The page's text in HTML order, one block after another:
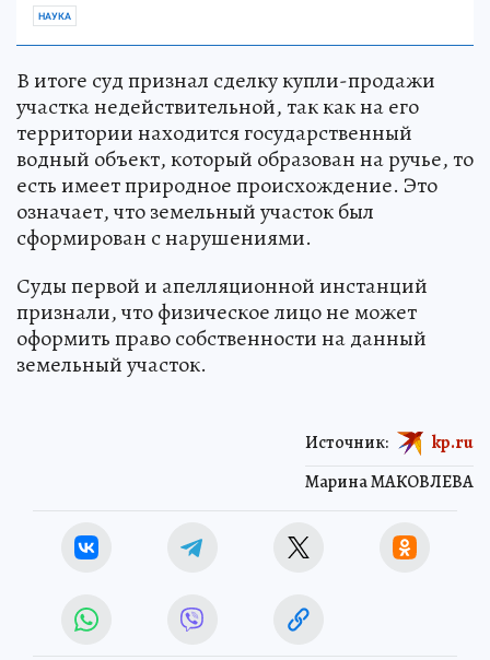
НАУКА
В итоге суд признал сделку купли-продажи
участка недействительной, так как на его
территории находится государственный
водный объект, который образован на ручье, то
есть имеет природное происхождение. Это
означает, что земельный участок был
сформирован с нарушениями.
Суды первой и апелляционной инстанций
признали, что физическое лицо не может
оформить право собственности на данный
земельный участок.
Марина МАКОВЛЕВА
Источник: kp.ru